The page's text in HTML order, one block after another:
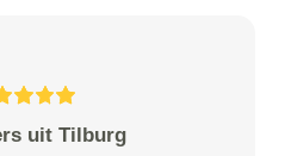
uit Tilburg